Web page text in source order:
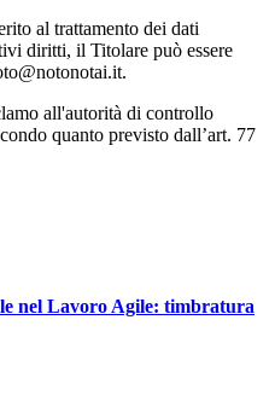
al trattamento dei dati
diritti, il Titolare può essere
all'autorità di controllo
quanto previsto dall’art. 77
nel Lavoro Agile: timbratura